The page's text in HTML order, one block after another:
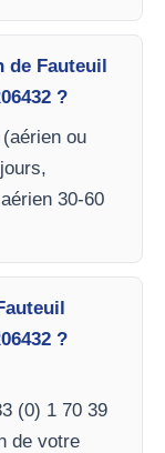
de Fauteuil
?
ou
30-60
?
(0) 1 70 39
de votre